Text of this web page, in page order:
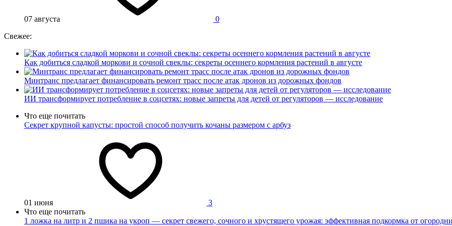
07 августа
0
Свежее:
Как добиться сладкой моркови и сочной свеклы: секреты осеннего кормления растений в августе
Минтранс предлагает финансировать ремонт трасс после атак дронов из дорожных фондов
ИИ трансформирует потребление в соцсетях: новые запреты для детей от регуляторов — исследование
Что еще почитать
Секрет крупной капусты: простой способ получить кочаны размером с арбуз
01 июня
3
Что еще почитать
1 ложка на литр и 2 пшика на укроп — секрет свежего, сочного и хрустящего урожая: эффективная подкормка от